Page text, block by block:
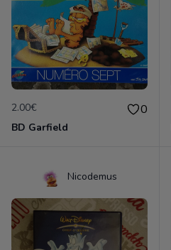
2.00€ 0
BD Garfield
Nicodemus